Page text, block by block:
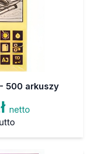
500 arkuszy
netto